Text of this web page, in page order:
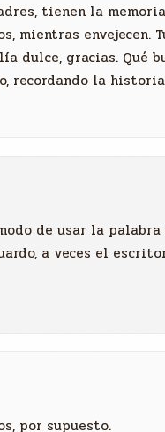
tienen la
mientras envejecen.
dulce, gracias. Qué
recordando la
de usar la palabra
a veces el
por supuesto.